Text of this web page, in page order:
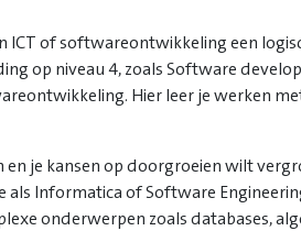
ICT of softwareontwikkeling een
op niveau 4, zoals Software
Hier leer je werken
je kansen op doorgroeien wilt
als Informatica of Software
onderwerpen zoals databases,